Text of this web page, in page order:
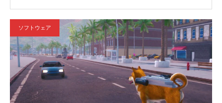
ソフトウェア